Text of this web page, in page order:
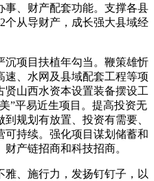
事、财产配套功能。支撑各县
从导财产，成长强大县域经
项目扶植年勾当。鞭策雄忻
、水网及县域配套工程等项
贤山西水资本设置装备摆设工
”平易近生项目。提高投资无
规划有放置、投资有需要、
可持续。强化项目谋划储蓄和
产链招商和科技招商。
、施行力，发扬钉钉子，以